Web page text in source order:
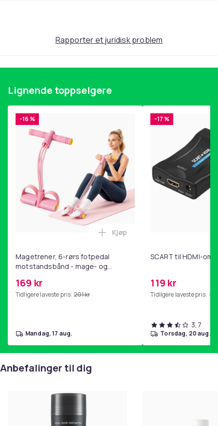
Produktsikkerhetsinformasjon
Rapporter et juridisk problem
Lignende toppselgere
-16 %
Magetrener, 6-rørs fotpedal
motstandsbånd - mage- og
hjemmegymnastikk Pink
169 kr
Tidligere laveste pris: 201 kr
Legg Magetrener, 6-rørs
Kjøp
mandag, 17 aug.
-17 %
SCART til HDMI-
119 kr
Tidligere laveste pris:
3,7
torsdag, 20 aug.
Anbefalinger til dig